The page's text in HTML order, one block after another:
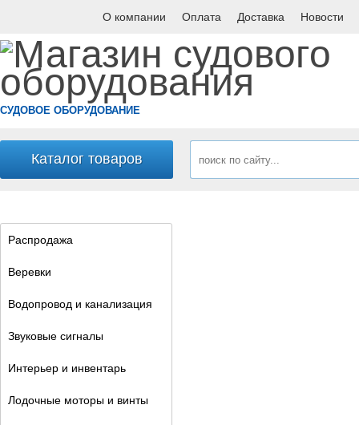
О компании Оплата Доставка Новости
СУДОВОЕ ОБОРУДОВАНИЕ
Каталог товаров
Распродажа
Веревки
Водопровод и канализация
Звуковые сигналы
Интерьер и инвентарь
Лодочные моторы и винты